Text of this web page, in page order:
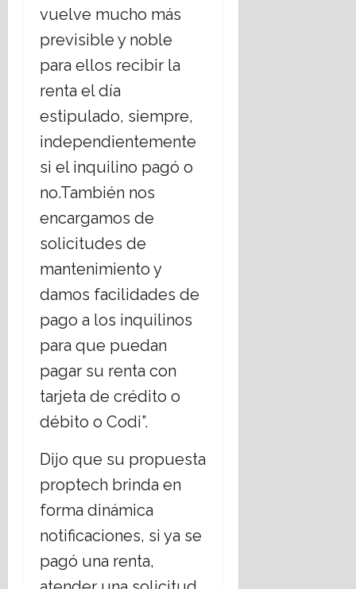
vuelve mucho más
previsible y noble
para ellos recibir la
renta el día
estipulado, siempre,
independientemente
si el inquilino pagó o
no.También nos
encargamos de
solicitudes de
mantenimiento y
damos facilidades de
pago a los inquilinos
para que puedan
pagar su renta con
tarjeta de crédito o
débito o Codi”.
Dijo que su propuesta
proptech brinda en
forma dinámica
notificaciones, si ya se
pagó una renta,